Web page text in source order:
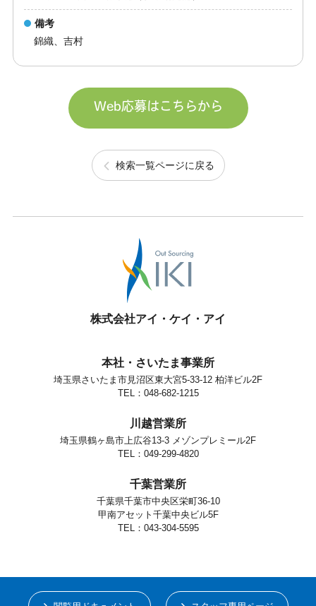
備考
錦織、吉村
Web応募はこちらから
検索一覧ページに戻る
株式会社アイ・ケイ・アイ
本社・さいたま事業所
埼玉県さいたま市見沼区東大宮5-33-12 柏洋ビル2F
TEL：048-682-1215
川越営業所
埼玉県鶴ヶ島市上広谷13-3 メゾンプレミール2F
TEL：049-299-4820
千葉営業所
千葉県千葉市中央区栄町36-10
甲南アセット千葉中央ビル5F
TEL：043-304-5595